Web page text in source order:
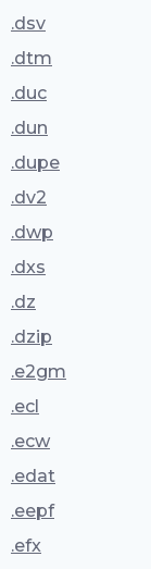
.dsv
.dtm
.duc
.dun
.dupe
.dv2
.dwp
.dxs
.dz
.dzip
.e2gm
.ecl
.ecw
.edat
.eepf
.efx